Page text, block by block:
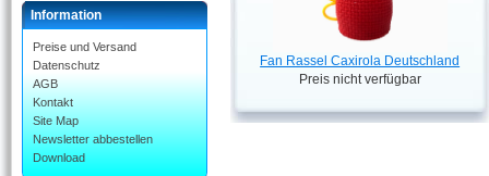
Information
Preise und Versand
Datenschutz
AGB
Kontakt
Site Map
Newsletter abbestellen
Download
Fan Rassel Caxirola Deutschland
Preis nicht verfügbar